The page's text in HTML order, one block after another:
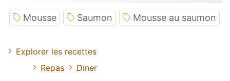
Mousse Saumon Mousse au saumon
Explorer les recettes
Repas
Diner